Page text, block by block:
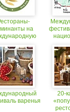
на
ветвь"
свои
и
меню
варенья
20-